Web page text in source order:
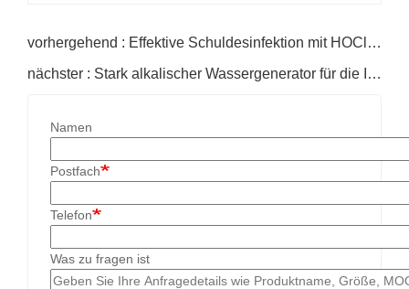
vorhergehend : Effektive Schuldesinfektion mit HOCl-Generatoren
nächster : Stark alkalischer Wassergenerator für die Industrie
Namen
Postfach
Telefon
Was zu fragen ist